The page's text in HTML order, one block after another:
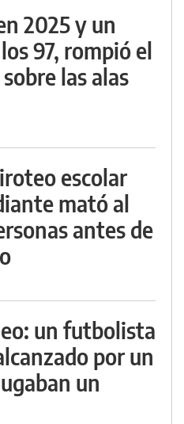
2025 y un
97, rompió el
las alas
escolar
mató al
antes de
un futbolista
por un
un